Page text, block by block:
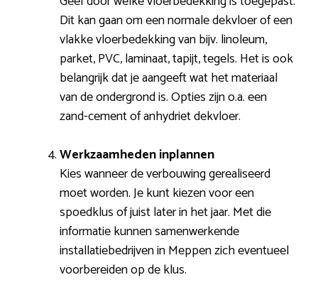
Dit kan gaan om een normale dekvloer of een
vlakke vloerbedekking van bijv. linoleum,
parket, PVC, laminaat, tapijt, tegels. Het is ook
belangrijk dat je aangeeft wat het materiaal
van de ondergrond is. Opties zijn o.a. een
zand-cement of anhydriet dekvloer.
Werkzaamheden inplannen
Kies wanneer de verbouwing gerealiseerd
moet worden. Je kunt kiezen voor een
spoedklus of juist later in het jaar. Met die
informatie kunnen samenwerkende
installatiebedrijven in Meppen zich eventueel
voorbereiden op de klus.